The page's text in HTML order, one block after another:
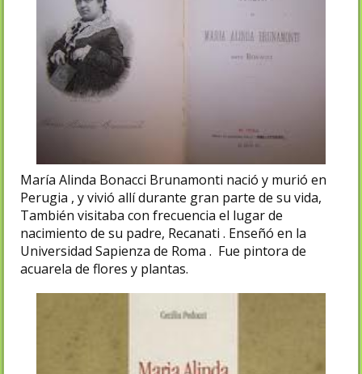
María Alinda Bonacci Brunamonti nació y murió en
Perugia , y vivió allí durante gran parte de su vida,
También visitaba con frecuencia el lugar de
nacimiento de su padre, Recanati . Enseñó en la
Universidad Sapienza de Roma . Fue pintora de
acuarela de flores y plantas.